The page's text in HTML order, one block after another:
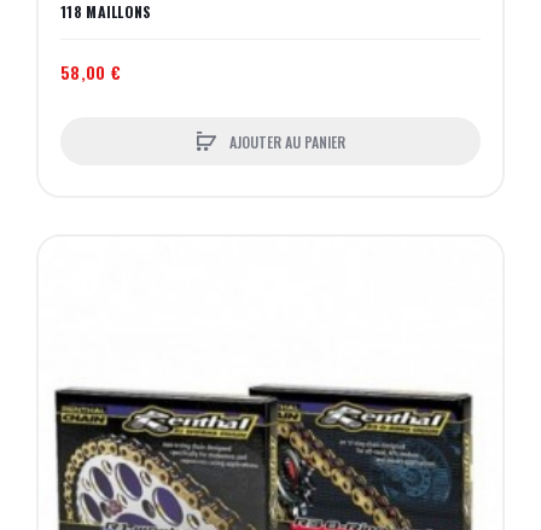
118 MAILLONS
58,00 €
AJOUTER AU PANIER